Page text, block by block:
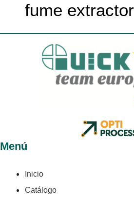
fume extractor
Menú
Inicio
Catálogo